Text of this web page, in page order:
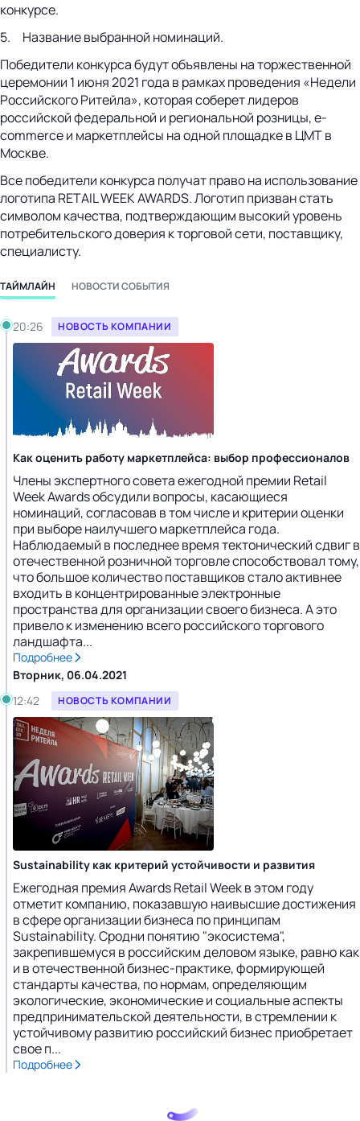
конкурсе.
5. Название выбранной номинаций.
Победители конкурса будут объявлены на торжественной
церемонии 1 июня 2021 года в рамках проведения «Недели
Российского Ритейла», которая соберет лидеров
российской федеральной и региональной розницы, e-
commerce и маркетплейсы на одной площадке в ЦМТ в
Москве.
Все победители конкурса получат право на использование
логотипа RETAIL WEEK AWARDS. Логотип призван стать
символом качества, подтверждающим высокий уровень
потребительского доверия к торговой сети, поставщику,
специалисту.
ТАЙМЛАЙН НОВОСТИ СОБЫТИЯ
Среда, 07.04.2021
20:26
НОВОСТЬ КОМПАНИИ
Как оценить работу маркетплейса: выбор профессионалов
Члены экспертного совета ежегодной премии Retail
Week Awards обсудили вопросы, касающиеся
номинаций, согласовав в том числе и критерии оценки
при выборе наилучшего маркетплейса года.
Наблюдаемый в последнее время тектонический сдвиг в
отечественной розничной торговле способствовал тому,
что большое количество поставщиков стало активнее
входить в концентрированные электронные
пространства для организации своего бизнеса. А это
привело к изменению всего российского торгового
ландшафта...
Подробнее
Вторник, 06.04.2021
12:42
НОВОСТЬ КОМПАНИИ
Sustainability как критерий устойчивости и развития
Ежегодная премия Awards Retail Week в этом году
отметит компанию, показавшую наивысшие достижения
в сфере организации бизнеса по принципам
Sustainability. Сродни понятию "экосистема",
закрепившемуся в российским деловом языке, равно как
и в отечественной бизнес-практике, формирующей
стандарты качества, по нормам, определяющим
экологические, экономические и социальные аспекты
предпринимательской деятельности, в стремлении к
устойчивому развитию российский бизнес приобретает
свое п...
Подробнее